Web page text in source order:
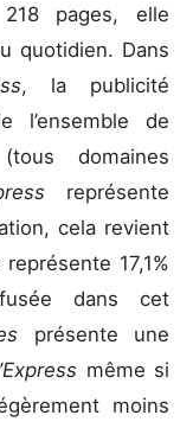
pages, elle
quotidien. Dans
, la publicité
l’ensemble de
domaines
représente
cela revient
17,1%
dans cet
présente une
même si
moins